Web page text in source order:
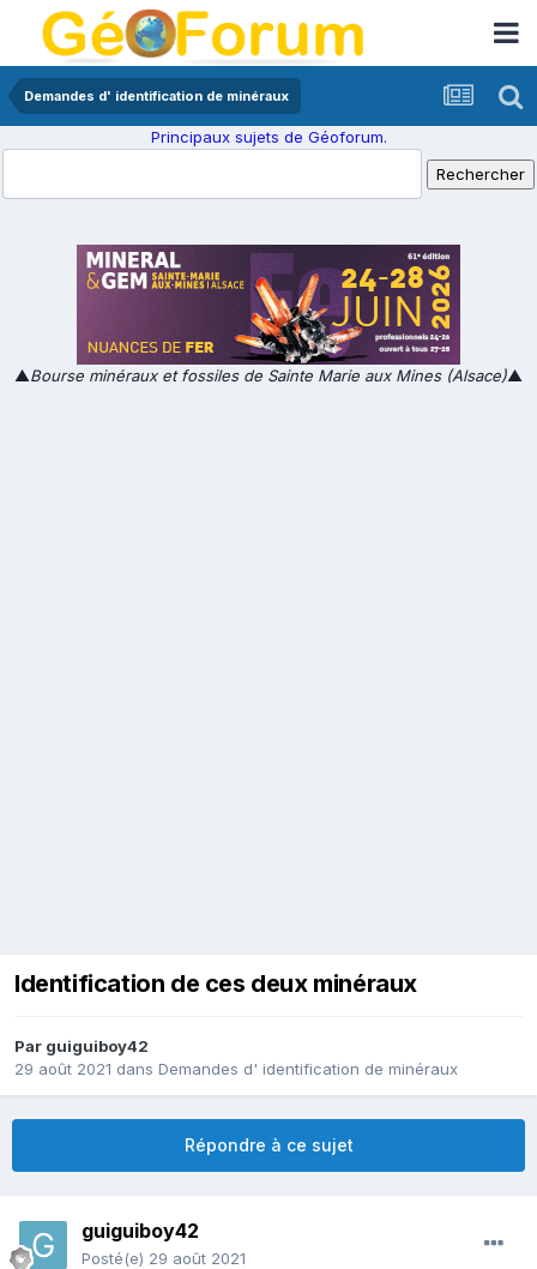
Demandes d' identification de minéraux
Principaux sujets de Géoforum.
▲Bourse minéraux et fossiles de Sainte Marie aux Mines (Alsace)▲
Identification de ces deux minéraux
Par guiguiboy42
29 août 2021 dans Demandes d' identification de minéraux
Répondre à ce sujet
guiguiboy42
Posté(e) 29 août 2021